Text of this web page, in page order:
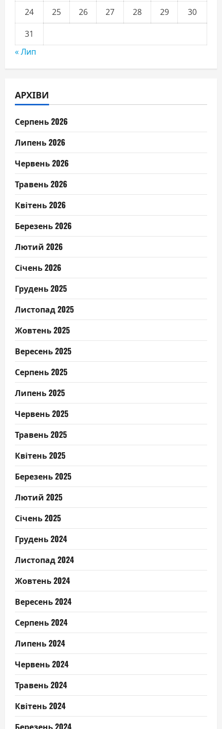
24
25 26 27 28 29
30
31
« Лип
АРХІВИ
Серпень 2026
Липень 2026
Червень 2026
Травень 2026
Квітень 2026
Березень 2026
Лютий 2026
Січень 2026
Грудень 2025
Листопад 2025
Жовтень 2025
Вересень 2025
Серпень 2025
Липень 2025
Червень 2025
Травень 2025
Квітень 2025
Березень 2025
Лютий 2025
Січень 2025
Грудень 2024
Листопад 2024
Жовтень 2024
Вересень 2024
Серпень 2024
Липень 2024
Червень 2024
Травень 2024
Квітень 2024
Березень 2024